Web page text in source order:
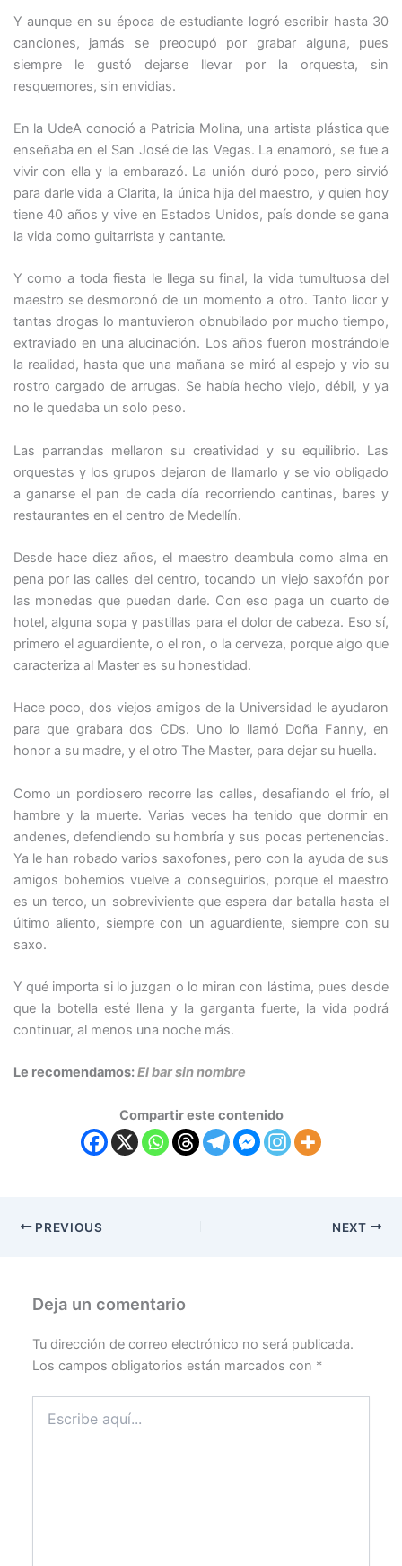
Y aunque en su época de estudiante logró escribir hasta 30
canciones, jamás se preocupó por grabar alguna, pues
siempre le gustó dejarse llevar por la orquesta, sin
resquemores, sin envidias.
En la UdeA conoció a Patricia Molina, una artista plástica que
enseñaba en el San José de las Vegas. La enamoró, se fue a
vivir con ella y la embarazó. La unión duró poco, pero sirvió
para darle vida a Clarita, la única hija del maestro, y quien hoy
tiene 40 años y vive en Estados Unidos, país donde se gana
la vida como guitarrista y cantante.
Y como a toda fiesta le llega su final, la vida tumultuosa del
maestro se desmoronó de un momento a otro. Tanto licor y
tantas drogas lo mantuvieron obnubilado por mucho tiempo,
extraviado en una alucinación. Los años fueron mostrándole
la realidad, hasta que una mañana se miró al espejo y vio su
rostro cargado de arrugas. Se había hecho viejo, débil, y ya
no le quedaba un solo peso.
Las parrandas mellaron su creatividad y su equilibrio. Las
orquestas y los grupos dejaron de llamarlo y se vio obligado
a ganarse el pan de cada día recorriendo cantinas, bares y
restaurantes en el centro de Medellín.
Desde hace diez años, el maestro deambula como alma en
pena por las calles del centro, tocando un viejo saxofón por
las monedas que puedan darle. Con eso paga un cuarto de
hotel, alguna sopa y pastillas para el dolor de cabeza. Eso sí,
primero el aguardiente, o el ron, o la cerveza, porque algo que
caracteriza al Master es su honestidad.
Hace poco, dos viejos amigos de la Universidad le ayudaron
para que grabara dos CDs. Uno lo llamó Doña Fanny, en
honor a su madre, y el otro The Master, para dejar su huella.
Como un pordiosero recorre las calles, desafiando el frío, el
hambre y la muerte. Varias veces ha tenido que dormir en
andenes, defendiendo su hombría y sus pocas pertenencias.
Ya le han robado varios saxofones, pero con la ayuda de sus
amigos bohemios vuelve a conseguirlos, porque el maestro
es un terco, un sobreviviente que espera dar batalla hasta el
último aliento, siempre con un aguardiente, siempre con su
saxo.
Y qué importa si lo juzgan o lo miran con lástima, pues desde
que la botella esté llena y la garganta fuerte, la vida podrá
continuar, al menos una noche más.
Le recomendamos:El bar sin nombre
Compartir este contenido
PREVIOUS NEXT
Deja un comentario
Tu dirección de correo electrónico no será publicada.
Los campos obligatorios están marcados con *
aquí...